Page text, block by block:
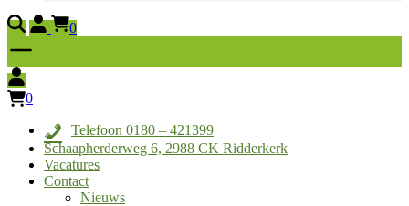
0
0
Telefoon 0180 – 421399
Schaapherderweg 6, 2988 CK Ridderkerk
Vacatures
Contact
Nieuws